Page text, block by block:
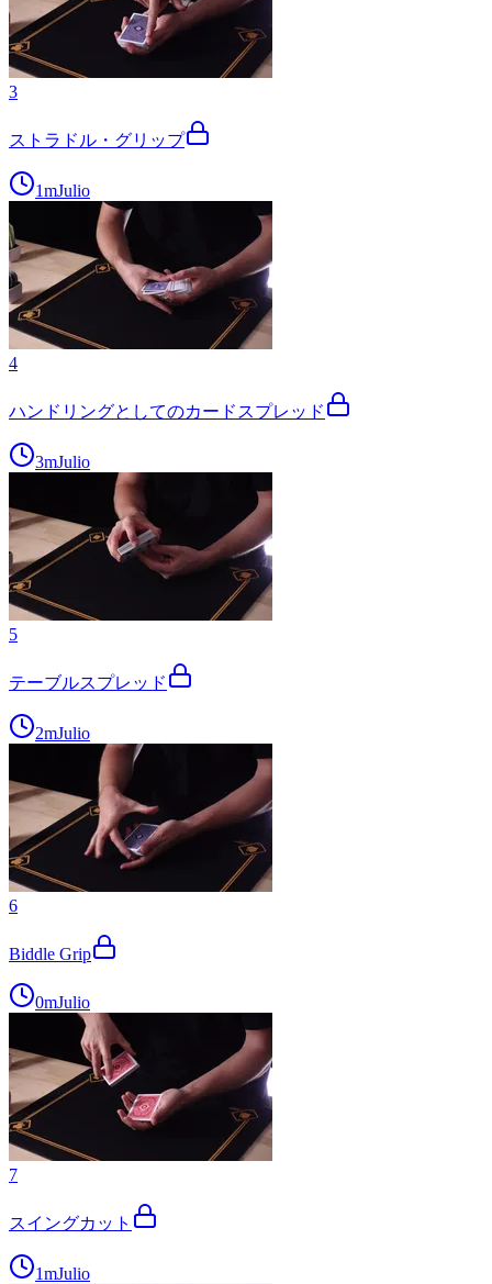
3
ストラドル・グリップ
1mJulio
4
ハンドリングとしてのカードスプレッド
3mJulio
5
テーブルスプレッド
2mJulio
6
Biddle Grip
0mJulio
7
スイングカット
1mJulio